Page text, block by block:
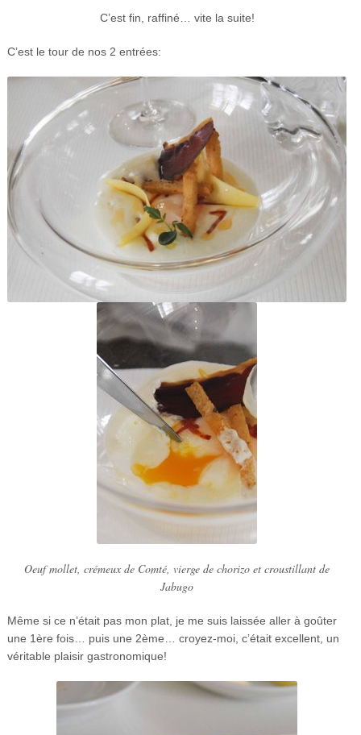
C’est fin, raffiné… vite la suite!
C’est le tour de nos 2 entrées:
Oeuf mollet, crémeux de Comté, vierge de chorizo et croustillant de
Jabugo
Même si ce n’était pas mon plat, je me suis laissée aller à goûter
une 1ère fois… puis une 2ème… croyez-moi, c’était excellent, un
véritable plaisir gastronomique!